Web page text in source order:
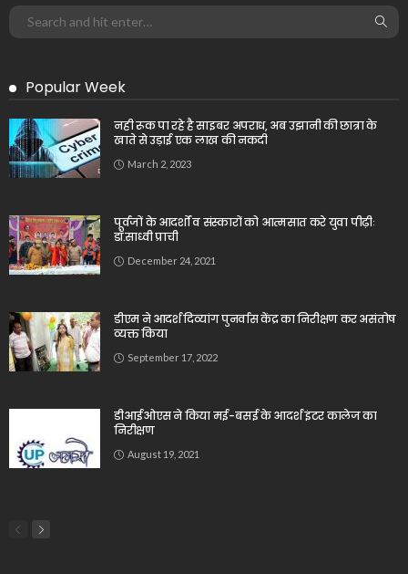
Popular Week
नही रूक पा रहे है साइबर अपराध, अब उझानी की छात्रा के
खाते से उड़ाई एक लाख की नकदी
March 2, 2023
पूर्वजों के आदर्शों व संस्कारों को आत्मसात करे युवा पीढ़ीः
डॉ.साध्वी प्राची
December 24, 2021
डीएम ने आदर्श दिव्यांग पुनर्वास केंद्र का निरीक्षण कर असंतोष
व्यक्त किया
September 17, 2022
डीआईओएस ने किया मई-बसई के आदर्श इंटर कालेज का
निरीक्षण
August 19, 2021